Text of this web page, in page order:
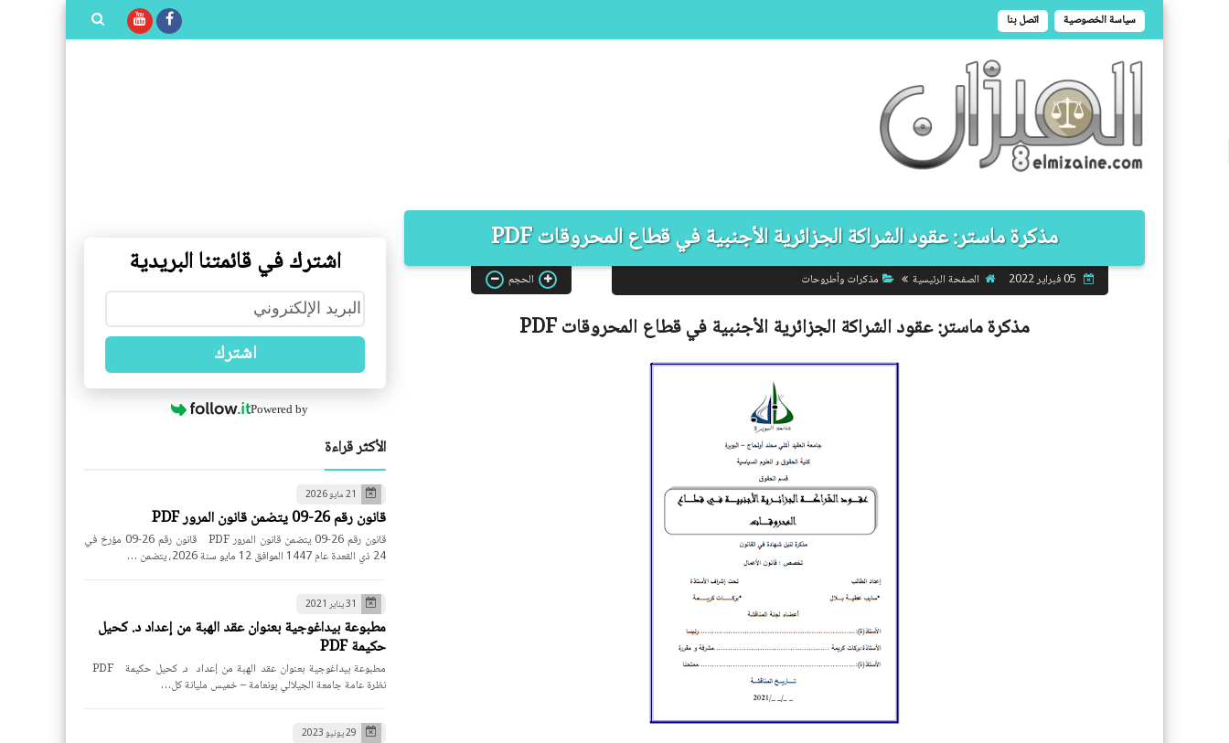
سياسة الخصوصية اتصل بنا
مذكرة ماستر: عقود الشراكة الجزائرية الأجنبية في قطاع المحروقات PDF
الصفحة الرئيسية مذكرات وأطروحات الحجم
مذكرة ماستر:عقود الشراكة الجزائرية الأجنبية في قطاع المحروقاتPDF
اشترك في قائمتنا البريدية
اشترك
Powered by
الأكثر قراءة
21 مايو 2026
قانون رقم 26-09 يتضمن قانون المرور PDF
قانون رقم 26-09 يتضمن قانون المرور PDF قانون رقم 26-09 مؤرخ في
24 ذي القعدة عام 1447 الموافق 12 مايو سنة 2026، يتضمن …
31 يناير 2021
مطبوعة بيداغوجية بعنوان عقد الهبة من إعداد د. كحيل
حكيمة PDF
نظرة عامة جامعة الجيلالي بونعامة – خميس مليانة كل…
29 يونيو 2023